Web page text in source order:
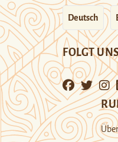
Deutsch
FOLGT